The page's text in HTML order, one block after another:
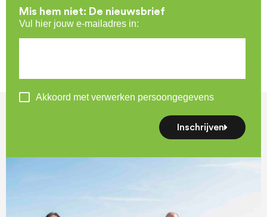
Mis hem niet: De nieuwsbrief
Vul hier jouw e-mailadres in:
Akkoord met verwerken persoongegevens
Inschrijven